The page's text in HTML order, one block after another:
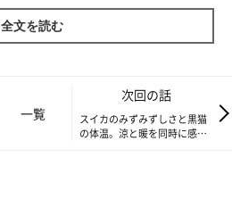
全文を読む
一覧
次回の話
スイカのみずみずしさと黒猫
の体温。涼と暖を同時に感じ